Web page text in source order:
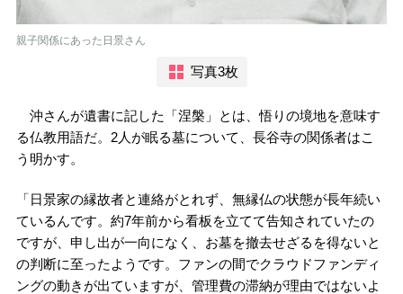
親子関係にあった日景さん
写真3枚
沖さんが遺書に記した「涅槃」とは、悟りの境地を意味す
る仏教用語だ。2人が眠る墓について、長谷寺の関係者はこ
う明かす。
「日景家の縁故者と連絡がとれず、無縁仏の状態が長年続い
ているんです。約7年前から看板を立てて告知されていたの
ですが、申し出が一向になく、お墓を撤去せざるを得ないと
の判断に至ったようです。ファンの間でクラウドファンディ
ングの動きが出ていますが、管理費の滞納が理由ではないよ